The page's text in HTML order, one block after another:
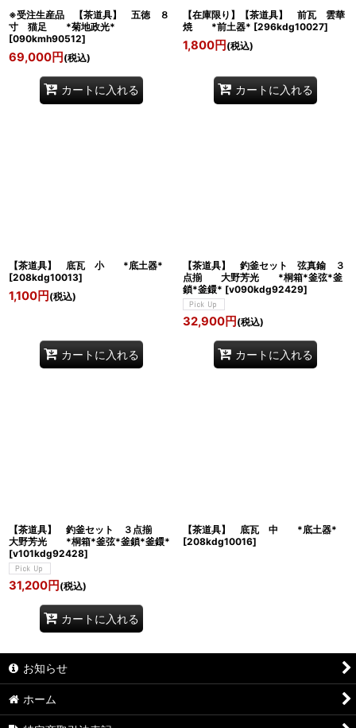
※受注生産品 【茶道具】 五徳 ８
寸 猫足 *菊地政光*
[090kmh90512]
69,000円 (税込)
カートに入れる
【在庫限り】【茶道具】 前瓦 雲華
焼 *前土器* [296kdg10027]
1,800円 (税込)
カートに入れる
【茶道具】 底瓦 小 *底土器*
[208kdg10013]
1,100円 (税込)
カートに入れる
【茶道具】 釣釜セット 弦真鍮 ３
点揃 大野芳光 *桐箱*釜弦*釜
鎖*釜鐶* [v090kdg92429]
32,900円 (税込)
カートに入れる
【茶道具】 釣釜セット ３点揃
大野芳光 *桐箱*釜弦*釜鎖*釜鐶*
[v101kdg92428]
31,200円 (税込)
カートに入れる
【茶道具】 底瓦 中 *底土器*
[208kdg10016]
お知らせ
ホーム